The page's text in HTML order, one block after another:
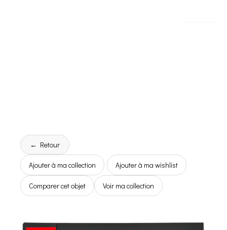
← Retour
Ajouter à ma collection Ajouter à ma wishlist
Comparer cet objet Voir ma collection